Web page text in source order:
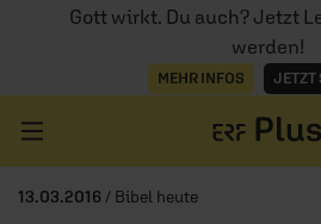
Gott wirkt. Du auch? Jetzt
werden!
MEHR INFOS JETZT
13.03.2016 / Bibel heute